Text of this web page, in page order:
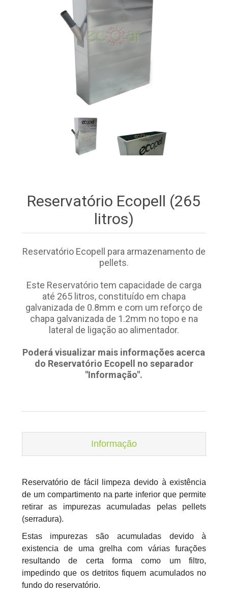
Reservatório Ecopell (265
litros)
Reservatório Ecopell para armazenamento de
pellets.
Este Reservatório tem capacidade de carga
até 265 litros, constituído em chapa
galvanizada de 0.8mm e com um reforço de
chapa galvanizada de 1.2mm no topo e na
lateral de ligação ao alimentador.
Poderá visualizar mais informações acerca
do Reservatório Ecopell no separador
"Informação".
Informação
Reservatório de fácil limpeza devido à existência
de um compartimento na parte inferior que permite
retirar as impurezas acumuladas pelas pellets
(serradura).
Estas impurezas são acumuladas devido à
existencia de uma grelha com várias furações
resultando de certa forma como um filtro,
impedindo que os detritos fiquem acumulados no
fundo do reservatório.